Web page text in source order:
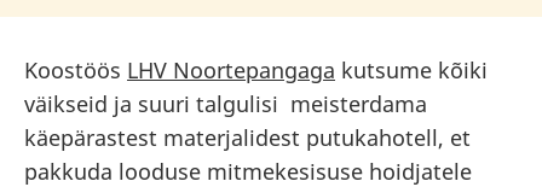
Koostöös LHV Noortepangaga kutsume kõiki
väikseid ja suuri talgulisi meisterdama
käepärastest materjalidest putukahotell, et
pakkuda looduse mitmekesisuse hoidjatele